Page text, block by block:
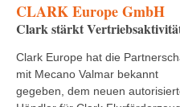
CLARK Europe GmbH
Clark stärkt
Clark Europe hat die
mit Mecano Valmar bekannt
gegeben, dem neuen